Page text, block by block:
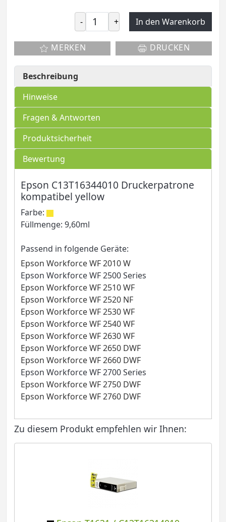
- + In den Warenkorb
MERKEN DRUCKEN
Beschreibung
Hinweise
Fragen & Antworten
Produktsicherheit
Bewertung
Epson C13T16344010 Druckerpatrone
kompatibel yellow
Farbe:
Füllmenge: 9,60ml
Passend in folgende Geräte:
Epson Workforce WF 2010 W
Epson Workforce WF 2500 Series
Epson Workforce WF 2510 WF
Epson Workforce WF 2520 NF
Epson Workforce WF 2530 WF
Epson Workforce WF 2540 WF
Epson Workforce WF 2630 WF
Epson Workforce WF 2650 DWF
Epson Workforce WF 2660 DWF
Epson Workforce WF 2700 Series
Epson Workforce WF 2750 DWF
Epson Workforce WF 2760 DWF
Zu diesem Produkt empfehlen wir Ihnen: